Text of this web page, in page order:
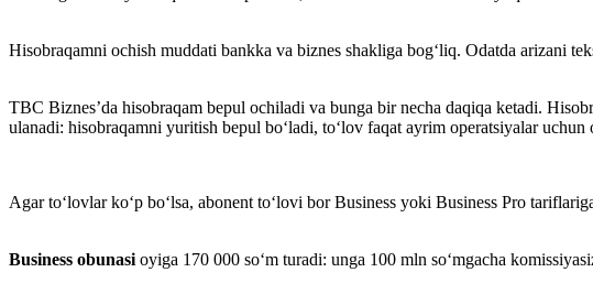
Hisobraqamni ochish muddati bankka va biznes shakliga bog‘liq. Odatda arizani
TBC Biznes’da hisobraqam bepul ochiladi va bunga bir necha daqiqa ketadi.
ulanadi: hisobraqamni yuritish bepul bo‘ladi, to‘lov faqat ayrim operatsiyalar uchun
Agar to‘lovlar ko‘p bo‘lsa, abonent to‘lovi bor Business yoki Business Pro
Business obunasi oyiga 170 000 so‘m turadi: unga 100 mln so‘mgacha